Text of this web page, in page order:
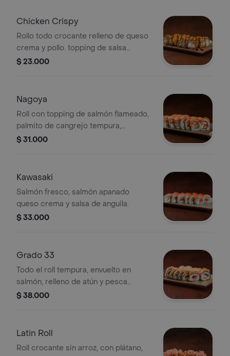
Chicken Crispy
Rollo todo crocante relleno de queso
crema y pollo. topping de salsa
teriyaki.
$ 23.000
Nagoya
Roll con topping de salmón flameado,
palmito de cangrejo tempura,
camarón apanado, queso crema,
$ 31.000
Kawasaki
Salmón fresco, salmón apanado
queso crema y salsa de anguila.
$ 33.000
Grado 33
Todo el roll tempura, envuelto en
salmón, relleno de atún y pesca
blanca, coronado con pasta vulcano.
$ 38.000
Latin Roll
Roll crocante sin arroz, con plátano,